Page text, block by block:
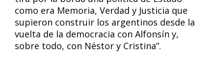
como era Memoria, Verdad y Justicia que
supieron construir los argentinos desde la
vuelta de la democracia con Alfonsín y,
sobre todo, con Néstor y Cristina”.